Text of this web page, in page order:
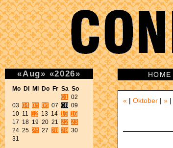
«Aug» «2026»
Mo Di Mi Do Fr Sa So
01
02
03 04 05 06 07 08 09
10 11 12 13 14 15
16
17 18 19 20 21 22 23
24 25 26 27 28 29 30
31
HOME
« | Oktober | » |